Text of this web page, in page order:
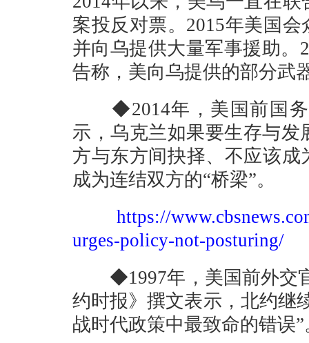
案投反对票。2015年美国
并向乌提供大量军事援助。
告称，美向乌提供的部分武
◆2014年，美国前国务
示，乌克兰如果要生存与
方与东方间抉择、不应该成
成为连结双方的“桥梁”。
https://
urges-policy-not-posturing/
◆1997年，美国前外交官
约时报》撰文表示，北约继
战时代政策中最致命的错误”